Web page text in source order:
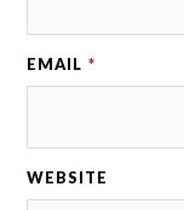
EMAIL *
WEBSITE